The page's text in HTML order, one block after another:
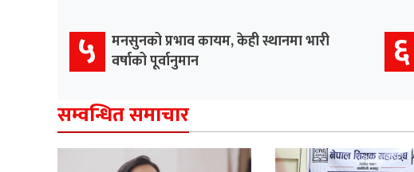
५ मनसुनको प्रभाव कायम, केही स्थानमा भारी
वर्षाको पूर्वानुमान
६
सम्वन्धित समाचार